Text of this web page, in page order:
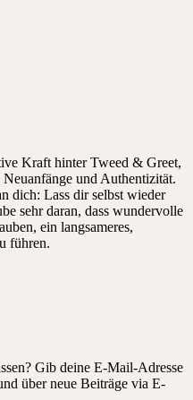
Kraft hinter Tweed & Greet,
und Authentizität.
dich: Lass dir selbst wieder
sehr daran, dass wundervolle
ein langsameres,
führen.
Gib deine E-Mail-Adresse
über neue Beiträge via E-